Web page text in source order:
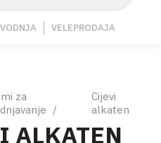
Navigation
VELEPRODAJA
za
Cijevi
alkaten
ALKATEN